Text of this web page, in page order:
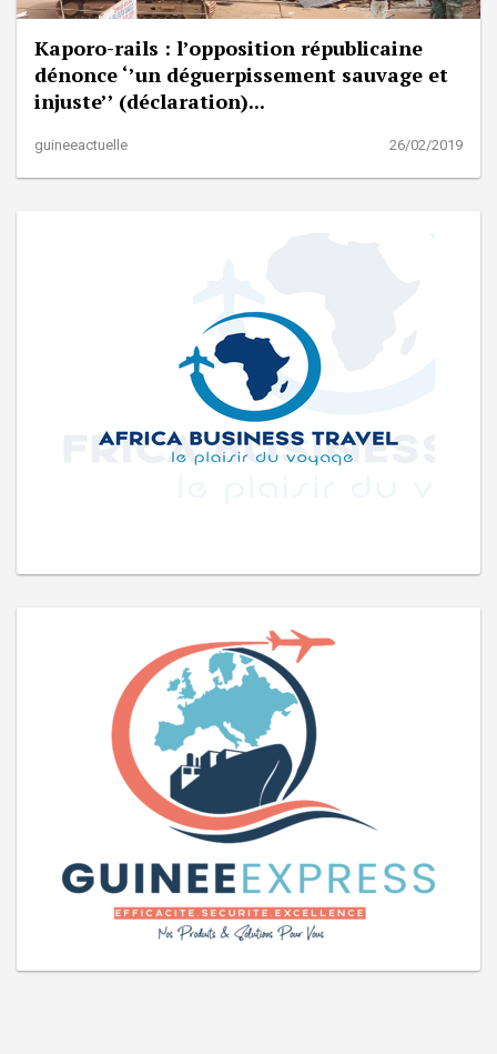
Kaporo-rails : l’opposition républicaine
dénonce ‘’un déguerpissement sauvage et
injuste’’ (déclaration)...
guineeactuelle 26/02/2019